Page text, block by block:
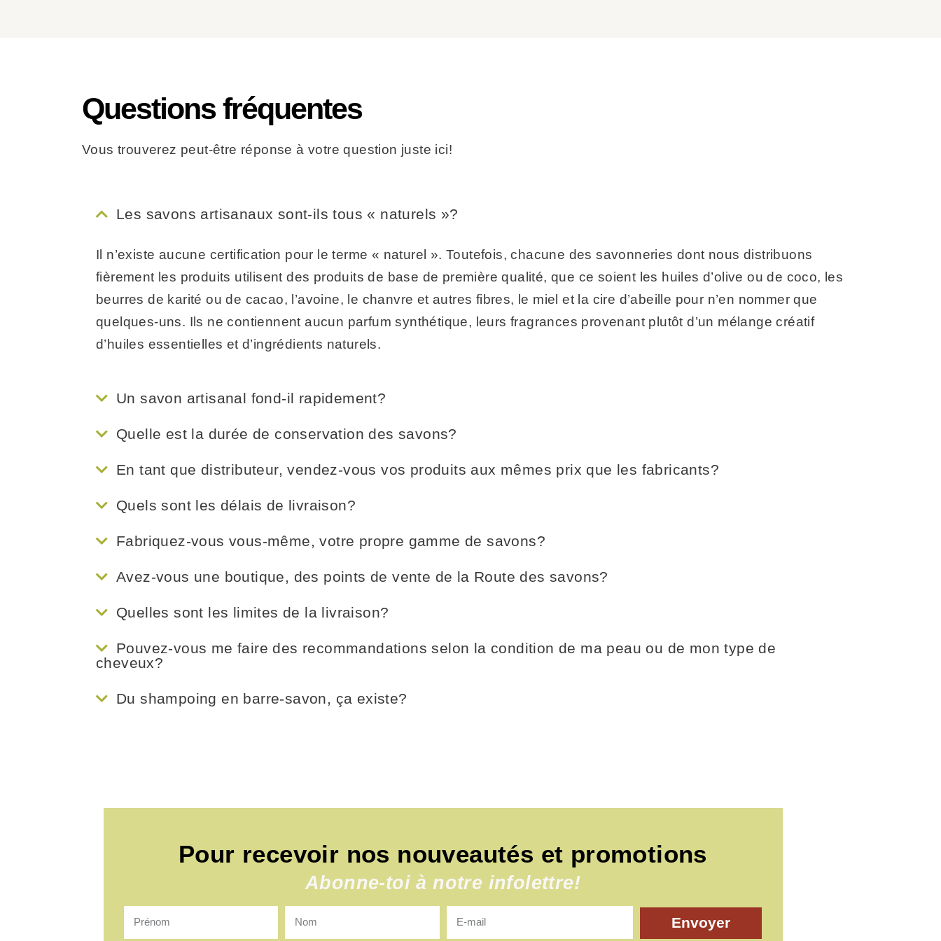
Questions fréquentes
Vous trouverez peut-être réponse à votre question juste ici!
Les savons artisanaux sont-ils tous « naturels »?
Il n’existe aucune certification pour le terme « naturel ». Toutefois, chacune des savonneries dont nous distribuons
fièrement les produits utilisent des produits de base de première qualité, que ce soient les huiles d’olive ou de coco, les
beurres de karité ou de cacao, l’avoine, le chanvre et autres fibres, le miel et la cire d’abeille pour n’en nommer que
quelques-uns. Ils ne contiennent aucun parfum synthétique, leurs fragrances provenant plutôt d’un mélange créatif
d’huiles essentielles et d’ingrédients naturels.
Un savon artisanal fond-il rapidement?
Quelle est la durée de conservation des savons?
En tant que distributeur, vendez-vous vos produits aux mêmes prix que les fabricants?
Quels sont les délais de livraison?
Fabriquez-vous vous-même, votre propre gamme de savons?
Avez-vous une boutique, des points de vente de la Route des savons?
Quelles sont les limites de la livraison?
Pouvez-vous me faire des recommandations selon la condition de ma peau ou de mon type de
cheveux?
Du shampoing en barre-savon, ça existe?
Pour recevoir nos nouveautés et promotions
Abonne-toi à notre infolettre!
Envoyer